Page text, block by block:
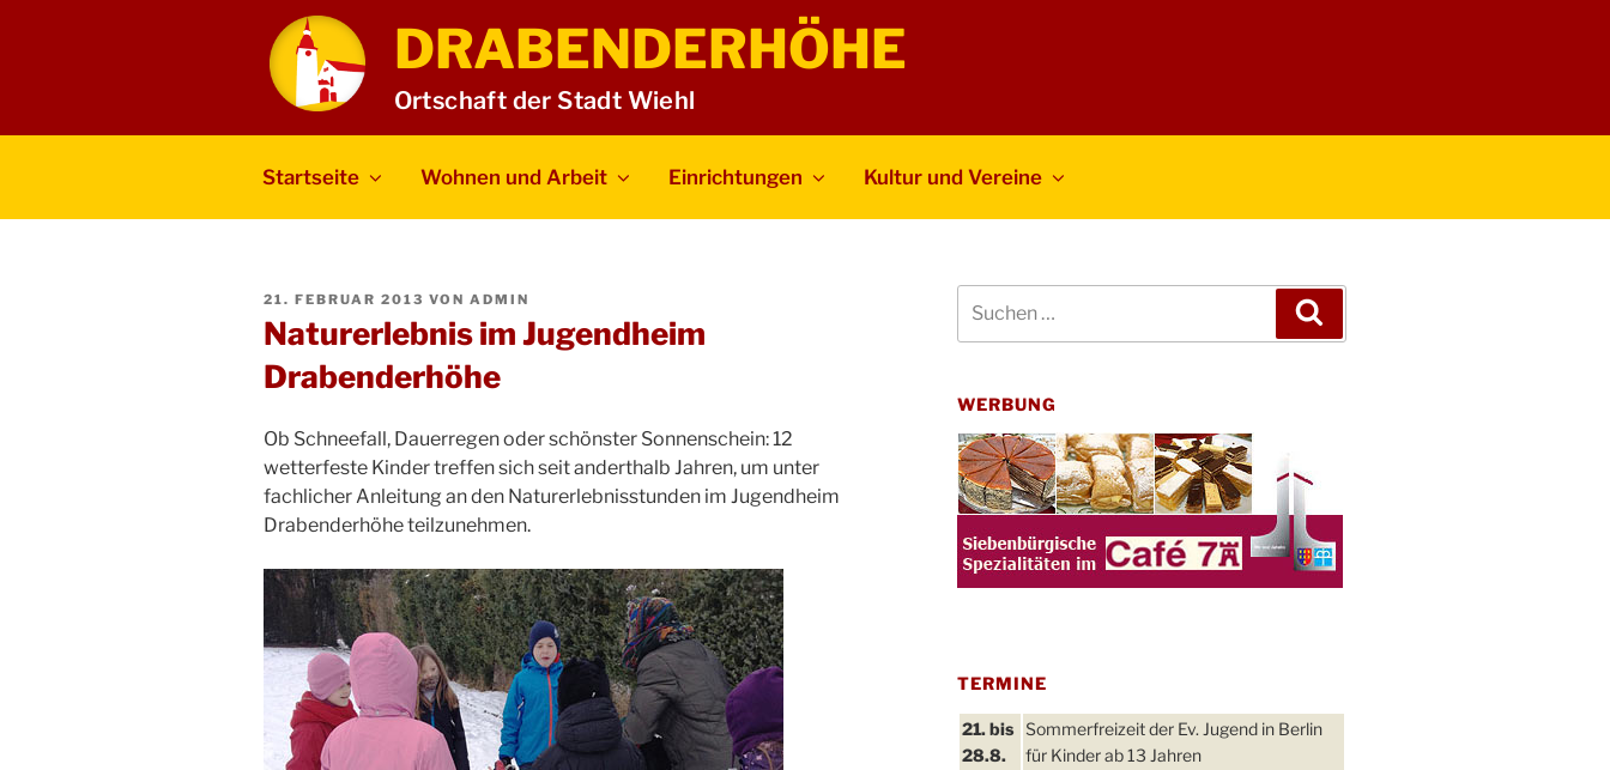
DRABENDERHÖHE
Ortschaft der Stadt Wiehl
Startseite Wohnen und Arbeit Einrichtungen Kultur und Vereine
VERÖFFENTLICHT
21. FEBRUAR 2013 VON ADMIN
Naturerlebnis im Jugendheim
Drabenderhöhe
Ob Schneefall, Dauerregen oder schönster Sonnenschein: 12
wetterfeste Kinder treffen sich seit anderthalb Jahren, um unter
fachlicher Anleitung an den Naturerlebnisstunden im Jugendheim
Drabenderhöhe teilzunehmen.
nach:
WERBUNG
TERMINE
21. bis
28.8.
Sommerfreizeit der Ev. Jugend in Berlin
für Kinder ab 13 Jahren